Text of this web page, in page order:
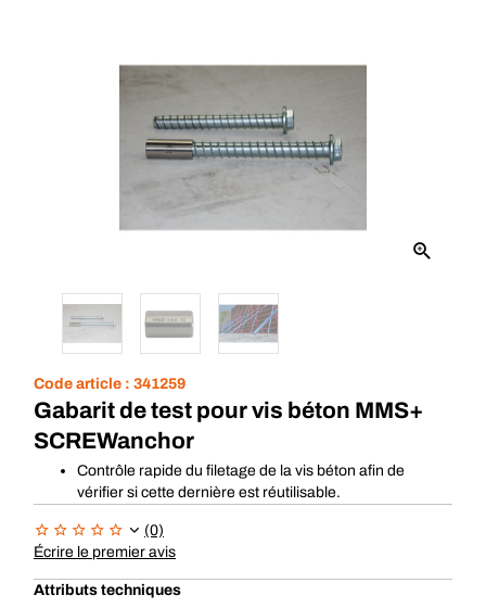
Code article : 341259
Gabarit de test pour vis béton MMS+
SCREWanchor
Contrôle rapide du filetage de la vis béton afin de
vérifier si cette dernière est réutilisable.
(0)
Écrire le premier avis
Attributs techniques